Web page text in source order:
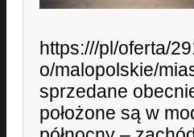
https:///pl/oferta/
o/malopolskie/
sprzedane
położone są w